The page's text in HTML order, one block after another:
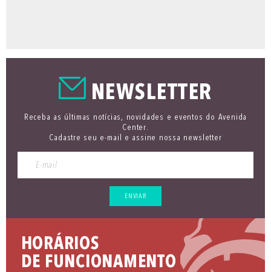
NEWSLETTER
Receba as últimas notícias, novidades e eventos do Avenida
Center.
Cadastre seu e-mail e assine nossa newsletter
ENVIAR
HORÁRIOS
DE FUNCIONAMENTO